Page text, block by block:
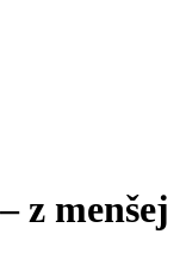
z menšej